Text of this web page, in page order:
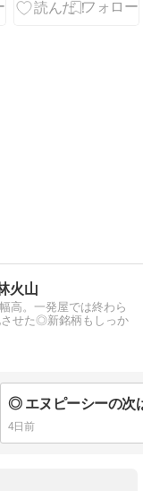
ディアGPU大
火山
。一発屋では終わら
せた◎新銘柄もしっか
4日前